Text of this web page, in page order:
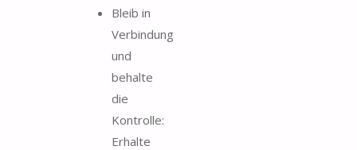
Bleib in
Verbindung
und
behalte
die
Kontrolle:
Erhalte